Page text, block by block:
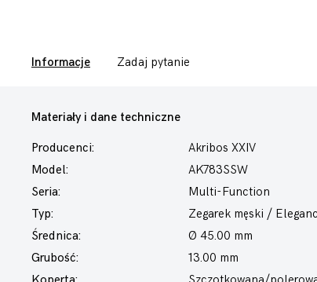
Informacje Zadaj pytanie
Materiały i dane techniczne
Producenci:
Akribos XXIV
Model:
AK783SSW
Seria:
Multi-Function
Typ:
Zegarek męski /
Średnica:
Ø 45.00 mm
Grubość:
13.00 mm